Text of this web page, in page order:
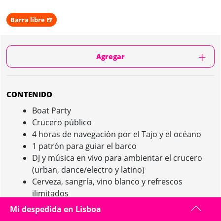
Barra libre 🍺
Agregar
CONTENIDO
Boat Party
Crucero público
4 horas de navegación por el Tajo y el océano
1 patrón para guiar el barco
DJ y música en vivo para ambientar el crucero
(urban, dance/electro y latino)
Cerveza, sangría, vino blanco y refrescos
ilimitados
1 sándwich con patatas fritas por persona
Sándwich de pollo o vegetariano
Mi despedida en Lisboa